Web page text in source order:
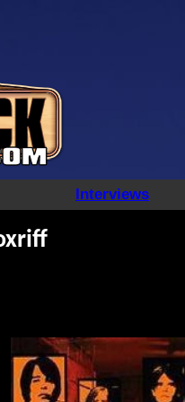
Interviews